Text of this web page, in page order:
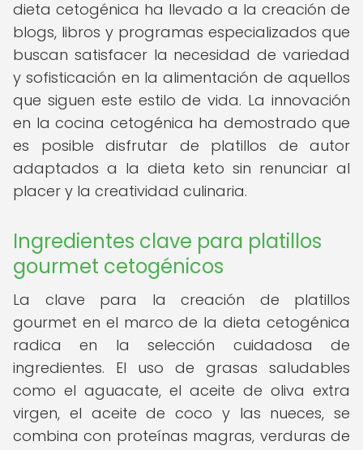
dieta cetogénica ha llevado a la creación de
blogs, libros y programas especializados que
buscan satisfacer la necesidad de variedad
y sofisticación en la alimentación de aquellos
que siguen este estilo de vida. La innovación
en la cocina cetogénica ha demostrado que
es posible disfrutar de platillos de autor
adaptados a la dieta keto sin renunciar al
placer y la creatividad culinaria.
Ingredientes clave para platillos
gourmet cetogénicos
La clave para la creación de platillos
gourmet en el marco de la dieta cetogénica
radica en la selección cuidadosa de
ingredientes. El uso de grasas saludables
como el aguacate, el aceite de oliva extra
virgen, el aceite de coco y las nueces, se
combina con proteínas magras, verduras de